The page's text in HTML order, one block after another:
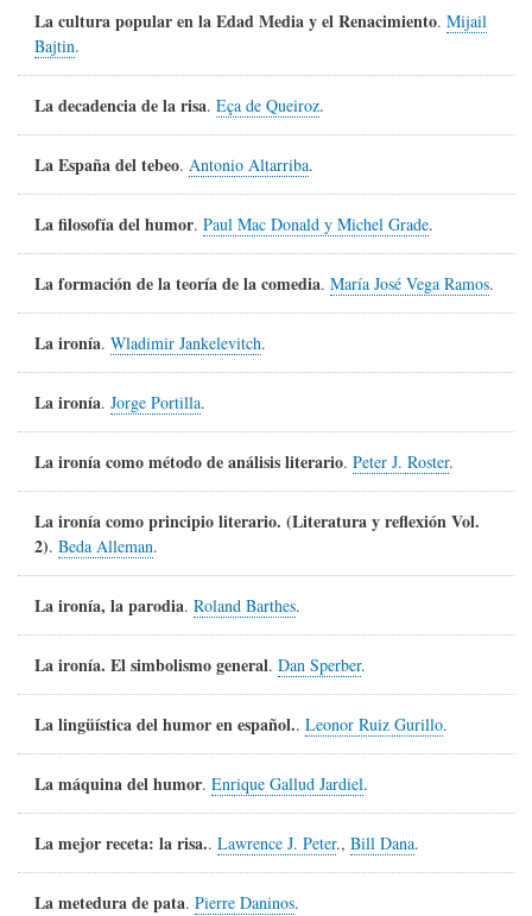
La cultura popular en la Edad Media y el Renacimiento. Mijail
Bajtin.
La decadencia de la risa. Eça de Queiroz.
La España del tebeo. Antonio Altarriba.
La filosofía del humor. Paul Mac Donald y Michel Grade.
La formación de la teoría de la comedia. María José Vega Ramos.
La ironía. Wladimir Jankelevitch.
La ironía. Jorge Portilla.
La ironía como método de análisis literario. Peter J. Roster.
La ironía como principio literario. (Literatura y reflexión Vol.
2). Beda Alleman.
La ironía, la parodia. Roland Barthes.
La ironía. El simbolismo general. Dan Sperber.
La lingüística del humor en español.. Leonor Ruiz Gurillo.
La máquina del humor. Enrique Gallud Jardiel.
La mejor receta: la risa.. Lawrence J. Peter., Bill Dana.
La metedura de pata. Pierre Daninos.